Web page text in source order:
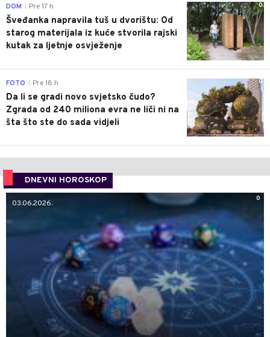
0
DOM Pre 17 h
Šveđanka napravila tuš u dvorištu: Od
starog materijala iz kuće stvorila rajski
kutak za ljetnje osvježenje
0
FOTO Pre 18 h
Da li se gradi novo svjetsko čudo?
Zgrada od 240 miliona evra ne liči ni na
šta što ste do sada vidjeli
DNEVNI HOROSKOP
0
03.06.2026.